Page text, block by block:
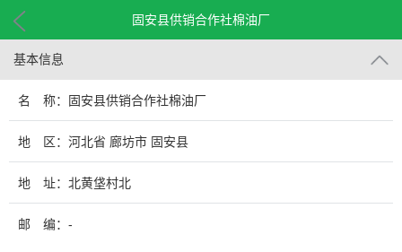
固安县供销合作社棉油厂
基本信息
名 称：固安县供销合作社棉油厂
地 区：河北省 廊坊市 固安县
地 址：北黄垡村北
邮 编：-